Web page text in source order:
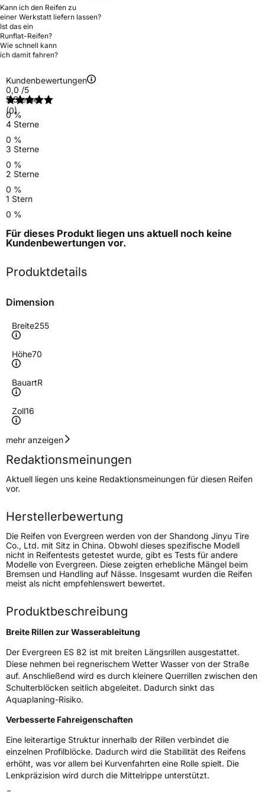
Kann ich den Reifen zu
einer Werkstatt liefern lassen?
Ist das ein
Runflat-Reifen?
Wie schnell kann
ich damit fahren?
Kundenbewertungen
0,0 /5
(0)
5 Sterne
0 %
4 Sterne
0 %
3 Sterne
0 %
2 Sterne
0 %
1 Stern
0 %
Für dieses Produkt liegen uns aktuell noch keine
Kundenbewertungen vor.
Produktdetails
Dimension
Breite255
Höhe70
BauartR
Zoll16
Geschwindigkeitsindex
Höchstgeschwindigkeit
190 km/h
Lastindex111
Höchstlast1090 kg
Generelle Merkmale
FahrzeugtypSUV
Verwendung Sommerreifen
FahrzeugartPKW & SUV
Weitere Eigenschaften
SchlauchtypTL
ZustandNeureifen
EU Label
EffizienzC
mehr anzeigen
Redaktionsmeinungen
Aktuell liegen uns keine Redaktionsmeinungen für diesen Reifen
vor.
Herstellerbewertung
Die Reifen von Evergreen werden von der Shandong Jinyu Tire
Co., Ltd. mit Sitz in China. Obwohl dieses spezifische Modell
nicht in Reifentests getestet wurde, gibt es Tests für andere
Modelle von Evergreen. Diese zeigten erhebliche Mängel beim
Bremsen und Handling auf Nässe. Insgesamt wurden die Reifen
meist als nicht empfehlenswert bewertet.
Produktbeschreibung
Breite Rillen zur Wasserableitung
Der Evergreen ES 82 ist mit breiten Längsrillen ausgestattet.
Diese nehmen bei regnerischem Wetter Wasser von der Straße
auf. Anschließend wird es durch kleinere Querrillen zwischen den
Schulterblöcken seitlich abgeleitet. Dadurch sinkt das
Aquaplaning-Risiko.
Verbesserte Fahreigenschaften
Eine leiterartige Struktur innerhalb der Rillen verbindet die
einzelnen Profilblöcke. Dadurch wird die Stabilität des Reifens
erhöht, was vor allem bei Kurvenfahrten eine Rolle spielt. Die
Lenkpräzision wird durch die Mittelrippe unterstützt.